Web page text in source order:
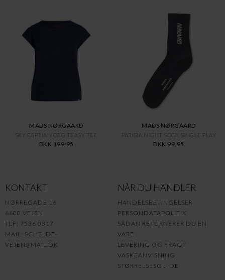
MADS NØRGAARD
SKY CAPTIAN ORG TEASY TEE
DKK 199,95
MADS NØRGAARD
PARISIA NIGHT SOCK SINGLE PLAY
DKK 99,95
KONTAKT
NØRREGADE 16
6600 VEJEN
TLF: 7536 0317
MAIL: SCHELDE-
VEJEN@MAIL.DK
NÅR DU HANDLER
HANDELSBETINGELSER
PERSONDATAPOLITIK
SÅDAN RETURNERER DU EN
VARE
LEVERING OG FRAGT
VASKEANVISNING
STØRRELSESGUIDE